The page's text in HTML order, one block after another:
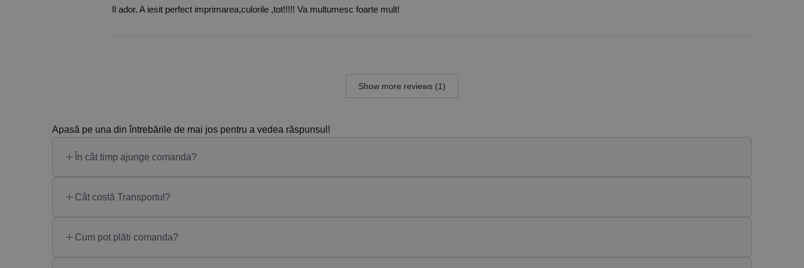
din 5
Il ador. A iesit perfect imprimarea,culorile ,tot!!!!! Va multumesc foarte mult!
Show more reviews (1)
Apasă pe una din întrebările de mai jos pentru a vedea răspunsul!
În cât timp ajunge comanda?
Cât costă Transportul?
Cum pot plăti comanda?